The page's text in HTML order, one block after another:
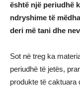
është një periudhë
ndryshime të
deri më tani dhe
Sot në treg ka
periudhë të jetës,
produkte të caktuara